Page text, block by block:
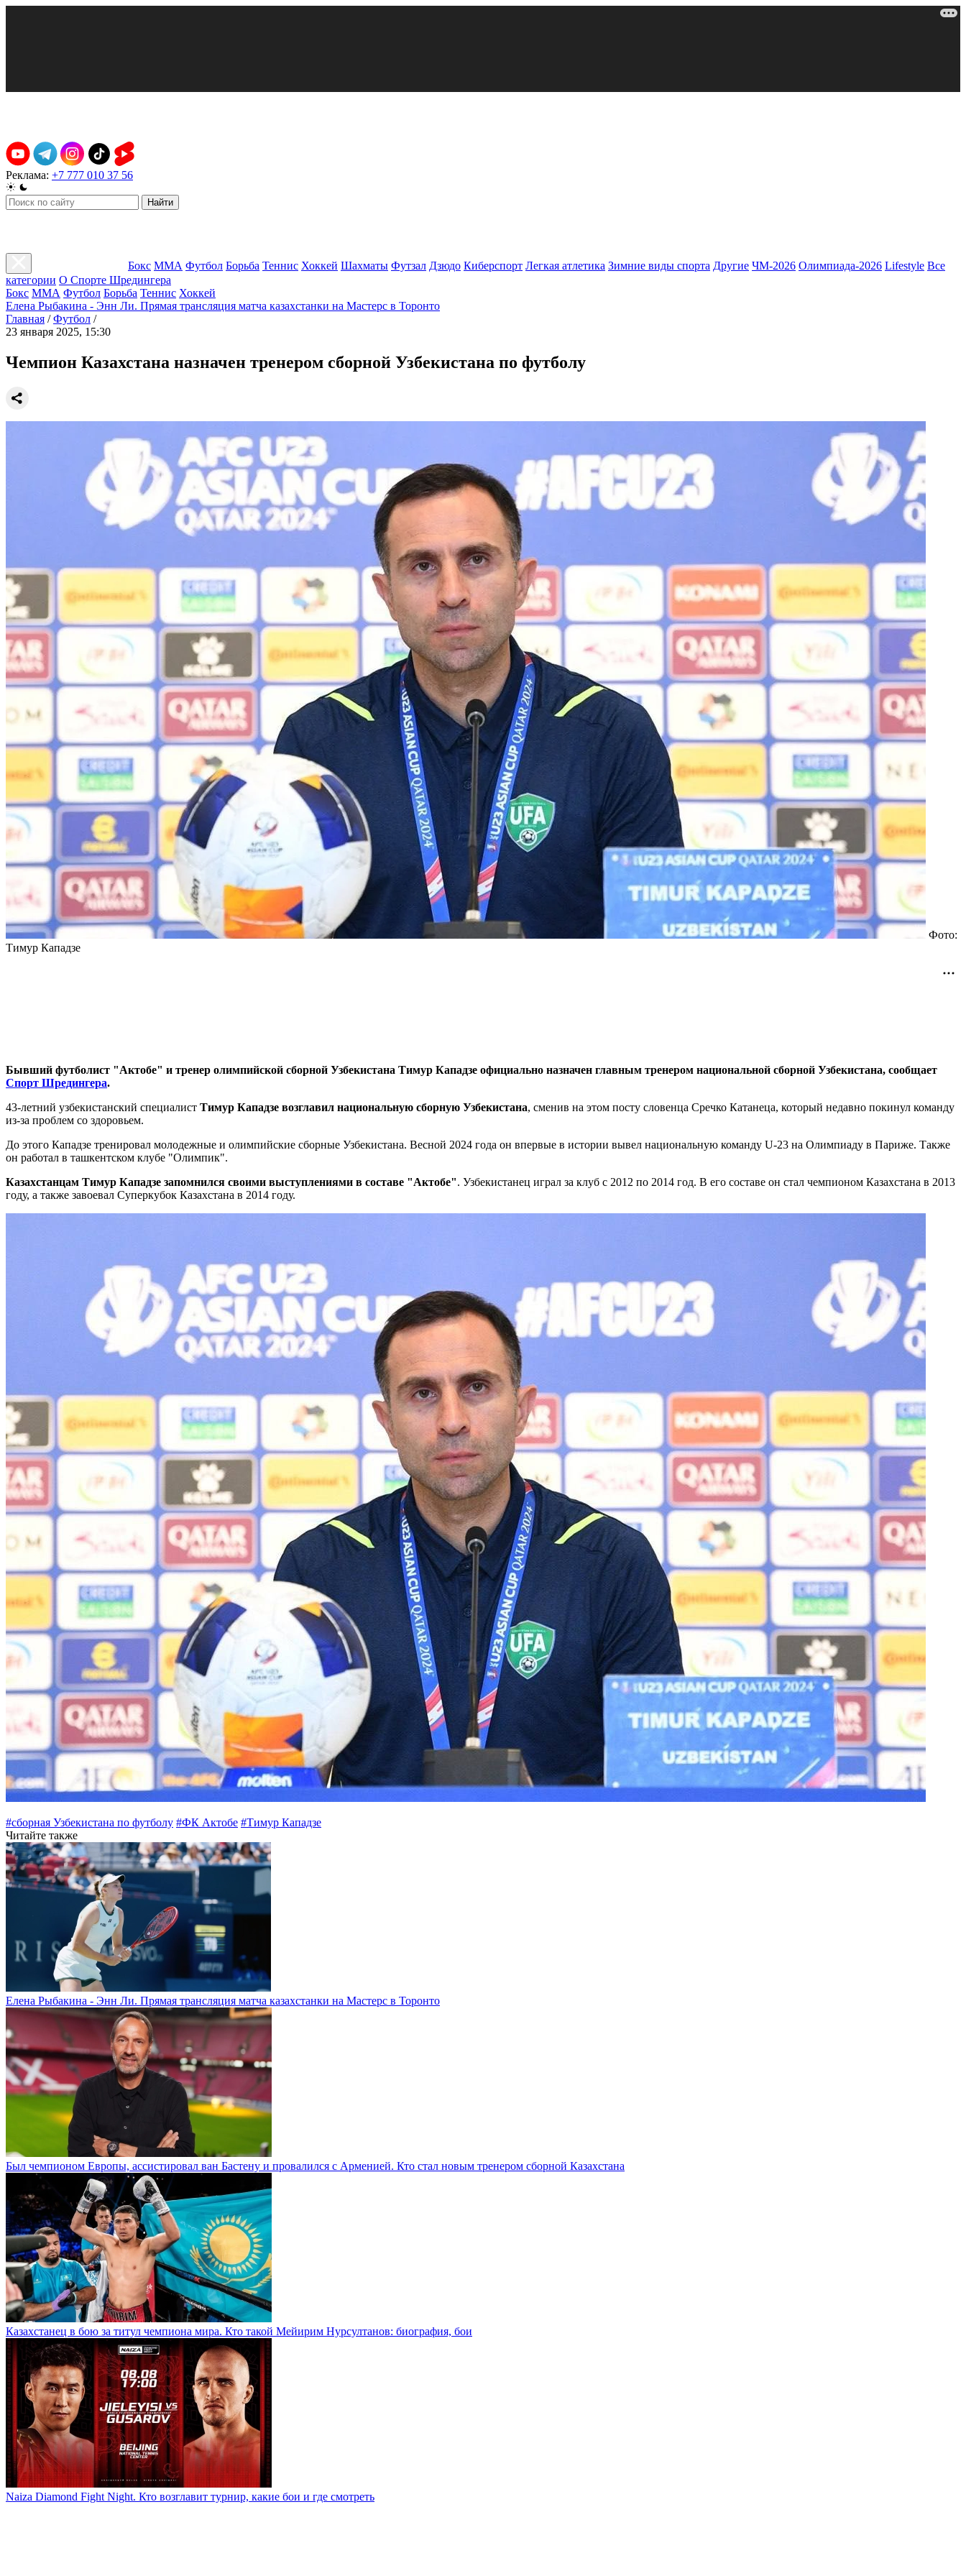
Реклама: +7 777 010 37 56
Найти
Бокс ММА Футбол Борьба Теннис Хоккей Шахматы Футзал Дзюдо Киберспорт Легкая атлетика Зимние виды спорта Другие ЧМ-2026 Олимпиада-2026 Lifestyle Все
категории О Спорте Шредингера
Бокс ММА Футбол Борьба Теннис Хоккей
Елена Рыбакина - Энн Ли. Прямая трансляция матча казахстанки на Мастерс в Торонто
Главная / Футбол /
23 января 2025, 15:30
Чемпион Казахстана назначен тренером сборной Узбекистана по футболу
Фото:
Тимур Кападзе
Бывший футболист "Актобе" и тренер олимпийской сборной Узбекистана Тимур Кападзе официально назначен главным тренером национальной сборной Узбекистана, сообщает
Спорт Шредингера.
43-летний узбекистанский специалист Тимур Кападзе возглавил национальную сборную Узбекистана, сменив на этом посту словенца Сречко Катанеца, который недавно покинул команду
из-за проблем со здоровьем.
До этого Кападзе тренировал молодежные и олимпийские сборные Узбекистана. Весной 2024 года он впервые в истории вывел национальную команду U-23 на Олимпиаду в Париже. Также
он работал в ташкентском клубе "Олимпик".
Казахстанцам Тимур Кападзе запомнился своими выступлениями в составе "Актобе". Узбекистанец играл за клуб с 2012 по 2014 год. В его составе он стал чемпионом Казахстана в 2013
году, а также завоевал Суперкубок Казахстана в 2014 году.
#сборная Узбекистана по футболу #ФК Актобе #Тимур Кападзе
Читайте также
Елена Рыбакина - Энн Ли. Прямая трансляция матча казахстанки на Мастерс в Торонто
Был чемпионом Европы, ассистировал ван Бастену и провалился с Арменией. Кто стал новым тренером сборной Казахстана
Казахстанец в бою за титул чемпиона мира. Кто такой Мейирим Нурсултанов: биография, бои
Naiza Diamond Fight Night. Кто возглавит турнир, какие бои и где смотреть